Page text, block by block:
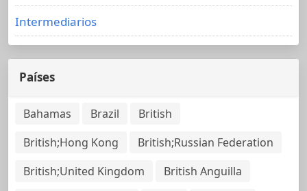
Intermediarios
Países
Bahamas Brazil
British
British;Hong Kong
British;Russian Federation
British;United Kingdom
British Anguilla